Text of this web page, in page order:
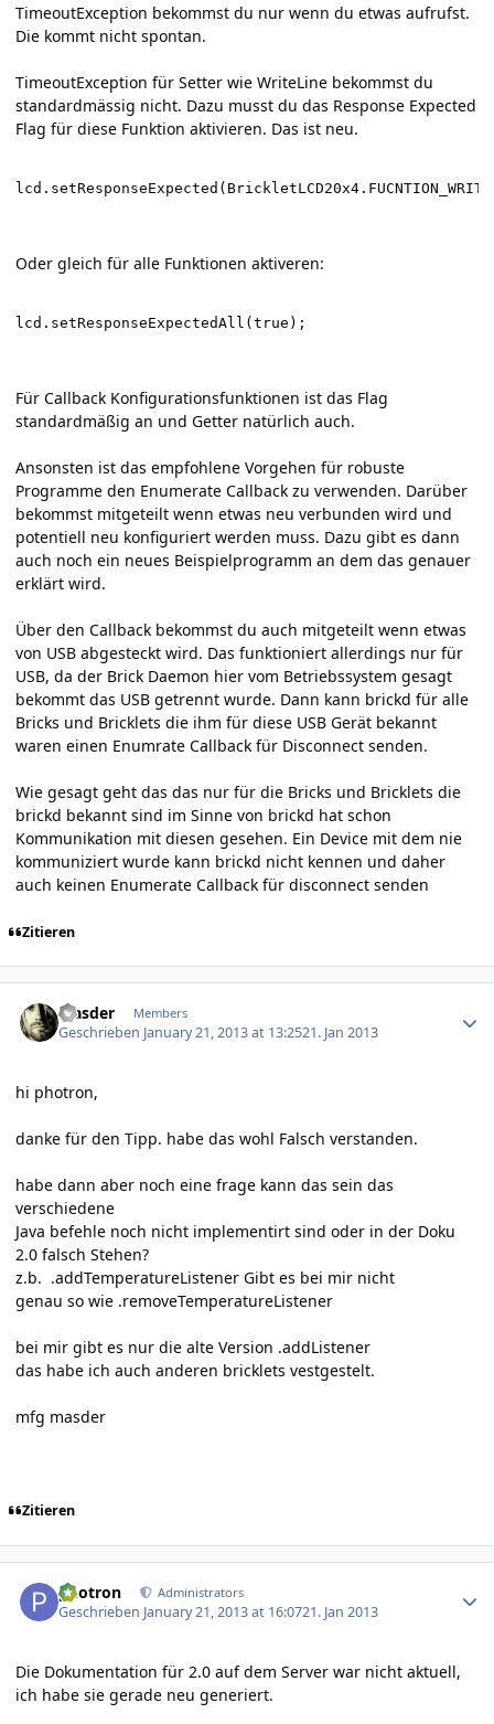
TimeoutException bekommst du nur wenn du etwas aufrufst.
Die kommt nicht spontan.
TimeoutException für Setter wie WriteLine bekommst du
standardmässig nicht. Dazu musst du das Response Expected
Flag für diese Funktion aktivieren. Das ist neu.
Oder gleich für alle Funktionen aktiveren:
lcd.setResponseExpectedAll(true);
Für Callback Konfigurationsfunktionen ist das Flag
standardmäßig an und Getter natürlich auch.
Ansonsten ist das empfohlene Vorgehen für robuste
Programme den Enumerate Callback zu verwenden. Darüber
bekommst mitgeteilt wenn etwas neu verbunden wird und
potentiell neu konfiguriert werden muss. Dazu gibt es dann
auch noch ein neues Beispielprogramm an dem das genauer
erklärt wird.
Über den Callback bekommst du auch mitgeteilt wenn etwas
von USB abgesteckt wird. Das funktioniert allerdings nur für
USB, da der Brick Daemon hier vom Betriebssystem gesagt
bekommt das USB getrennt wurde. Dann kann brickd für alle
Bricks und Bricklets die ihm für diese USB Gerät bekannt
waren einen Enumrate Callback für Disconnect senden.
Wie gesagt geht das das nur für die Bricks und Bricklets die
brickd bekannt sind im Sinne von brickd hat schon
Kommunikation mit diesen gesehen. Ein Device mit dem nie
kommuniziert wurde kann brickd nicht kennen und daher
auch keinen Enumerate Callback für disconnect senden
Zitieren
Masder Members
Geschrieben January 21, 2013 at 13:2521. Jan 2013
hi photron,
danke für den Tipp. habe das wohl Falsch verstanden.
habe dann aber noch eine frage kann das sein das
verschiedene
Java befehle noch nicht implementirt sind oder in der Doku
2.0 falsch Stehen?
z.b. .addTemperatureListener Gibt es bei mir nicht
genau so wie .removeTemperatureListener
bei mir gibt es nur die alte Version .addListener
das habe ich auch anderen bricklets vestgestelt.
mfg masder
Zitieren
photron Administrators
Geschrieben January 21, 2013 at 16:0721. Jan 2013
Die Dokumentation für 2.0 auf dem Server war nicht aktuell,
ich habe sie gerade neu generiert.